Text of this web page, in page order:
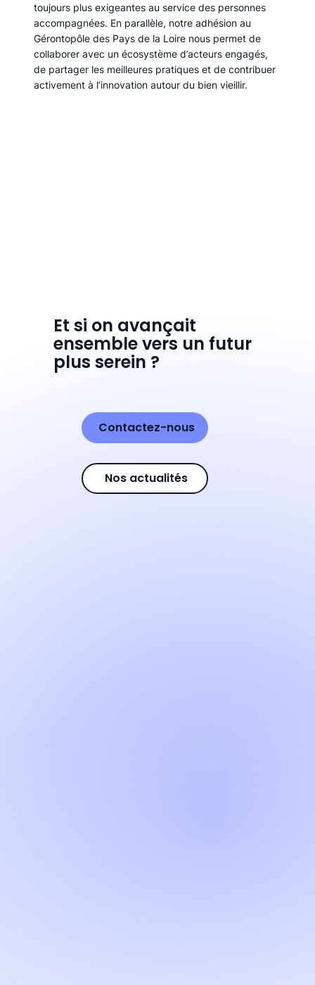
toujours plus exigeantes au service des personnes
accompagnées. En parallèle, notre adhésion au
Gérontopôle des Pays de la Loire nous permet de
collaborer avec un écosystème d’acteurs engagés,
de partager les meilleures pratiques et de contribuer
activement à l’innovation autour du bien vieillir.
Et si on avançait
ensemble vers un futur
plus serein ?
Contactez-nous
Nos actualités